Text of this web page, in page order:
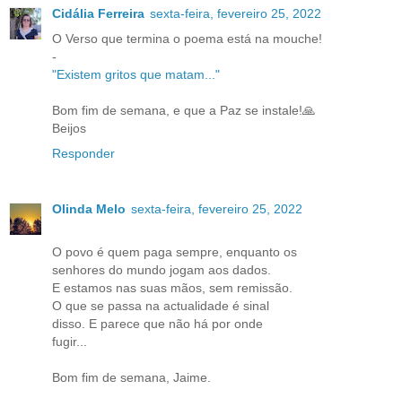
Cidália Ferreira sexta-feira, fevereiro 25, 2022
O Verso que termina o poema está na mouche!
-
"Existem gritos que matam..."
Bom fim de semana, e que a Paz se instale!🙏
Beijos
Responder
Olinda Melo sexta-feira, fevereiro 25, 2022
O povo é quem paga sempre, enquanto os
senhores do mundo jogam aos dados.
E estamos nas suas mãos, sem remissão.
O que se passa na actualidade é sinal
disso. E parece que não há por onde
fugir...
Bom fim de semana, Jaime.